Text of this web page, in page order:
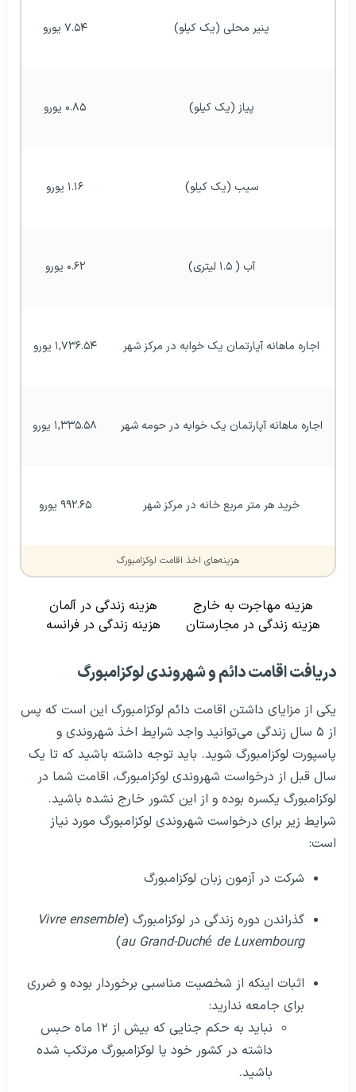
پنیر محلی (یک کیلو) ۷.۵۴ یورو
پیاز (یک کیلو) ۰.۸۵ یورو
سیب (یک کیلو) ۱.۱۶ یورو
آب ( ۱.۵ لیتری) ۰.۶۲ یورو
اجاره ماهانه آپارتمان یک خوابه در مرکز شهر ۱,۷۳۶.۵۴ یورو
اجاره ماهانه آپارتمان یک خوابه در حومه شهر ۱,۳۳۵.۵۸ یورو
خرید هر متر مربع خانه در مرکز شهر ۹۹۲.۶۵ یورو
هزینه‌های اخذ اقامت لوکزامبورگ
هزینه مهاجرت به خارج
هزینه زندگی در آلمان
هزینه زندگی در مجارستان
هزینه زندگی در فرانسه
دریافت اقامت دائم و شهروندی لوکزامبورگ
یکی از مزایای داشتن اقامت دائم لوکزامبورگ این است که پس
از ۵ سال زندگی می‌توانید واجد شرایط اخذ شهروندی و
پاسپورت لوکزامبورگ شوید. باید توجه داشته باشید که تا یک
سال قبل از درخواست شهروندی لوکزامبورگ، اقامت شما در
لوکزامبورگ یکسره بوده و از این کشور خارج نشده باشید.
شرایط زیر برای درخواست شهروندی لوکزامبورگ مورد نیاز
است:
شرکت در آزمون زبان لوکزامبورگ
گذراندن دوره زندگی در لوکزامبورگ (Vivre ensemble
au Grand-Duché de Luxembourg
)
اثبات اینکه از شخصیت مناسبی برخوردار بوده و ضرری
برای جامعه ندارید:
نباید به حکم جنایی که بیش از ۱۲ ماه حبس
داشته در کشور خود یا لوکزامبورگ مرتکب شده
باشید.